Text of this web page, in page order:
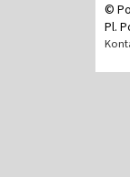
©
Pl.